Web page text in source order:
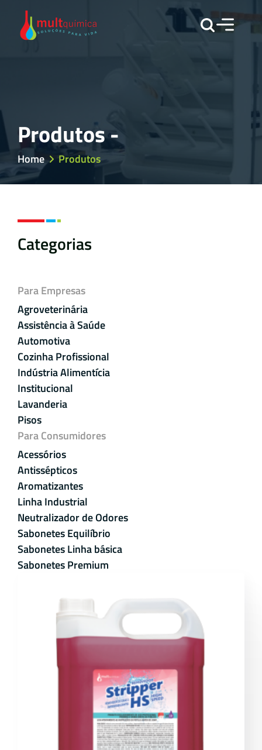
Produtos -
Home Produtos
Categorias
Para Empresas
Agroveterinária
Assistência à Saúde
Automotiva
Cozinha Profissional
Indústria Alimentícia
Institucional
Lavanderia
Pisos
Para Consumidores
Acessórios
Antissépticos
Aromatizantes
Linha Industrial
Neutralizador de Odores
Sabonetes Equilíbrio
Sabonetes Linha básica
Sabonetes Premium